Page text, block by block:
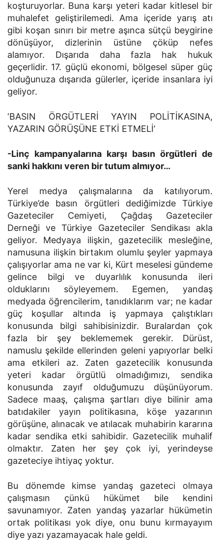
koşturuyorlar. Buna karşı yeteri kadar kitlesel bir
muhalefet geliştirilemedi. Ama içeride yarış atı
gibi koşan sınırı bir metre aşınca sütçü beygirine
dönüşüyor, dizlerinin üstüne çöküp nefes
alamıyor. Dışarıda daha fazla hak hukuk
geçerlidir. 17. güçlü ekonomi, bölgesel süper güç
olduğunuza dışarıda gülerler, içeride insanlara iyi
geliyor.
‘BASIN ÖRGÜTLERİ YAYIN POLİTİKASINA,
YAZARIN GÖRÜŞÜNE ETKİ ETMELİ’
-Linç kampanyalarına karşı basın örgütleri de
sanki hakkını veren bir tutum almıyor…
Yerel medya çalışmalarına da katılıyorum.
Türkiye’de basın örgütleri dediğimizde Türkiye
Gazeteciler Cemiyeti, Çağdaş Gazeteciler
Derneği ve Türkiye Gazeteciler Sendikası akla
geliyor. Medyaya ilişkin, gazetecilik mesleğine,
namusuna ilişkin birtakım olumlu şeyler yapmaya
çalışıyorlar ama ne var ki, Kürt meselesi gündeme
gelince bilgi ve duyarlılık konusunda ileri
olduklarını söyleyemem. Egemen, yandaş
medyada öğrencilerim, tanıdıklarım var; ne kadar
güç koşullar altında iş yapmaya çalıştıkları
konusunda bilgi sahibisinizdir. Buralardan çok
fazla bir şey beklememek gerekir. Dürüst,
namuslu şekilde ellerinden geleni yapıyorlar belki
ama etkileri az. Zaten gazetecilik konusunda
yeteri kadar örgütlü olmadığımızı, sendika
konusunda zayıf olduğumuzu düşünüyorum.
Sadece maaş, çalışma şartları diye bilinir ama
batıdakiler yayın politikasına, köşe yazarının
görüşüne, alınacak ve atılacak muhabirin kararına
kadar sendika etki sahibidir. Gazetecilik muhalif
olmaktır. Zaten her şey çok iyi, yerindeyse
gazeteciye ihtiyaç yoktur.
Bu dönemde kimse yandaş gazeteci olmaya
çalışmasın çünkü hükümet bile kendini
savunamıyor. Zaten yandaş yazarlar hükümetin
ortak politikası yok diye, onu bunu kırmayayım
diye yazı yazamayacak hale geldi.